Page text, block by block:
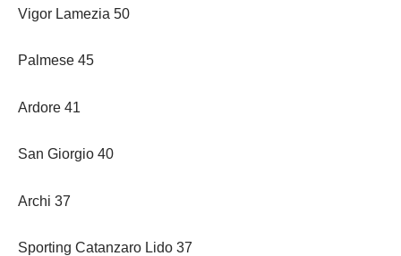
Vigor Lamezia 50
Palmese 45
Ardore 41
San Giorgio 40
Archi 37
Sporting Catanzaro Lido 37